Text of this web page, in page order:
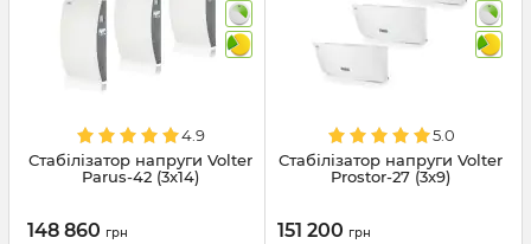
4.9
Стабілізатор напруги Volter
Parus-42 (3x14)
148 860 грн
5.0
Стабілізатор напруги Volter
Prostor-27 (3x9)
151 200 грн